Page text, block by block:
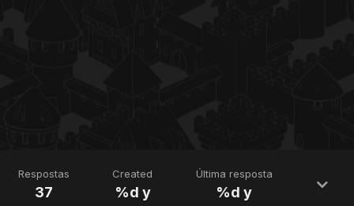
Respostas
37
Created
%d y
Última resposta
%d y